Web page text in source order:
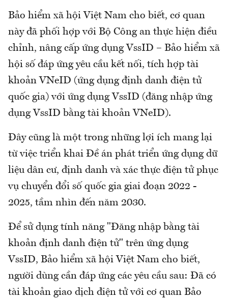
Bảo hiểm xã hội Việt Nam cho biết, cơ quan
này đã phối hợp với Bộ Công an thực hiện điều
chỉnh, nâng cấp ứng dụng VssID – Bảo hiểm xã
hội số đáp ứng yêu cầu kết nối, tích hợp tài
khoản VNeID (ứng dụng định danh điện tử
quốc gia) với ứng dụng VssID (đăng nhập ứng
dụng VssID bằng tài khoản VNeID).
Đây cũng là một trong những lợi ích mang lại
từ việc triển khai Đề án phát triển ứng dụng dữ
liệu dân cư, định danh và xác thực điện tử phục
vụ chuyển đổi số quốc gia giai đoạn 2022 -
2025, tầm nhìn đến năm 2030.
Để sử dụng tính năng "Đăng nhập bằng tài
khoản định danh điện tử" trên ứng dụng
VssID, Bảo hiểm xã hội Việt Nam cho biết,
người dùng cần đáp ứng các yêu cầu sau: Đã có
tài khoản giao dịch điện tử với cơ quan Bảo